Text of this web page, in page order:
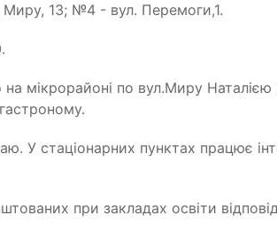
Миру, 13; №4 - вул. Перемоги,1.
на мікрорайоні по вул.Миру
У стаціонарних пунктах працює
при закладах освіти